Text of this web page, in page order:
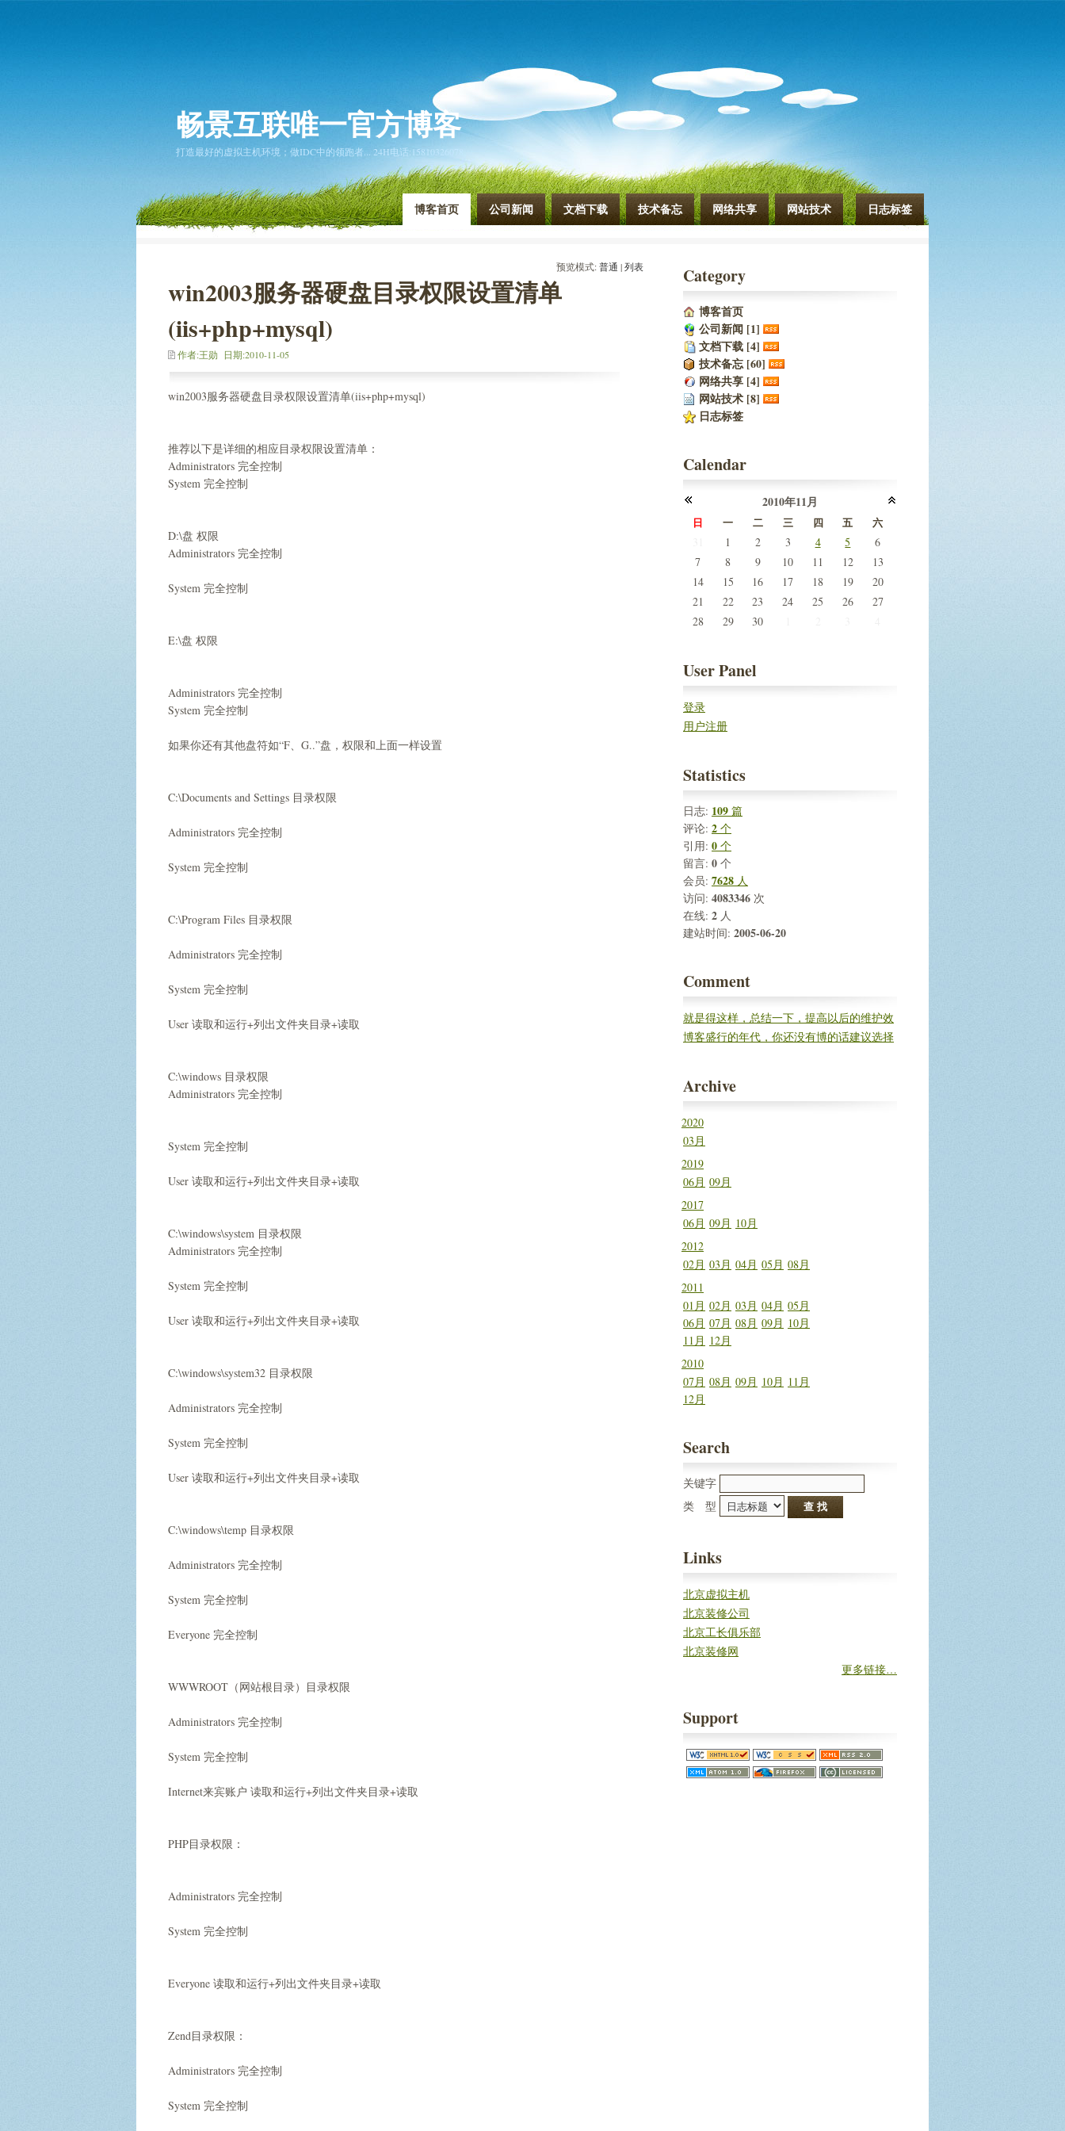
畅景互联唯一官方博客
打造最好的虚拟主机环境；做IDC中的领跑者... 24H电话:15810326078
博客首页 公司新闻 文档下载 技术备忘 网络共享 网站技术 日志标签
预览模式:普通 | 列表
win2003服务器硬盘目录权限设置清单
(iis+php+mysql)
作者:王勋 日期:2010-11-05
win2003服务器硬盘目录权限设置清单(iis+php+mysql)
推荐以下是详细的相应目录权限设置清单：
Administrators 完全控制
System 完全控制
D:\盘 权限
Administrators 完全控制
System 完全控制
E:\盘 权限
Administrators 完全控制
System 完全控制
如果你还有其他盘符如“F、G..”盘，权限和上面一样设置
C:\Documents and Settings 目录权限
Administrators 完全控制
System 完全控制
C:\Program Files 目录权限
Administrators 完全控制
System 完全控制
User 读取和运行+列出文件夹目录+读取
C:\windows 目录权限
Administrators 完全控制
System 完全控制
User 读取和运行+列出文件夹目录+读取
C:\windows\system 目录权限
Administrators 完全控制
System 完全控制
User 读取和运行+列出文件夹目录+读取
C:\windows\system32 目录权限
Administrators 完全控制
System 完全控制
User 读取和运行+列出文件夹目录+读取
C:\windows\temp 目录权限
Administrators 完全控制
System 完全控制
Everyone 完全控制
WWWROOT（网站根目录）目录权限
Administrators 完全控制
System 完全控制
Internet来宾账户 读取和运行+列出文件夹目录+读取
PHP目录权限：
Administrators 完全控制
System 完全控制
Everyone 读取和运行+列出文件夹目录+读取
Zend目录权限：
Administrators 完全控制
System 完全控制
Category
博客首页
公司新闻 [1]
文档下载 [4]
技术备忘 [60]
网络共享 [4]
网站技术 [8]
日志标签
Calendar
2010年11月
日 一 二 三 四 五 六
1 2 3 4 5
6
7
8 9 10 11 12
13
14
15 16 17 18 19
20
21
22 23 24 25 26
27
28
29 30
User Panel
登录
用户注册
Statistics
日志: 109 篇
评论: 2 个
引用: 0 个
留言: 0 个
会员: 7628 人
访问: 4083346 次
在线: 2 人
建站时间: 2005-06-20
Comment
就是得这样，总结一下，提高以后的维护效
率。
博客盛行的年代，你还没有博的话建议选择
Archive
2020
03月
2019
06月 09月
2017
06月 09月 10月
2012
02月 03月 04月 05月 08月
2011
01月 02月 03月 04月 05月
06月 07月 08月 09月 10月
11月 12月
2010
07月 08月 09月 10月 11月
12月
Search
关键字
类 型
Links
北京虚拟主机
北京装修公司
北京工长俱乐部
北京装修网
更多链接…
Support